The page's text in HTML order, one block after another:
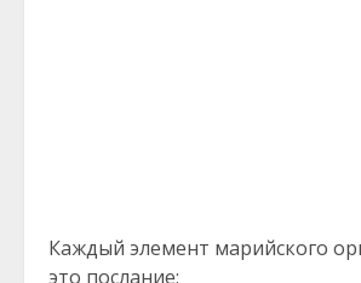
Каждый элемент марийского
это послание: